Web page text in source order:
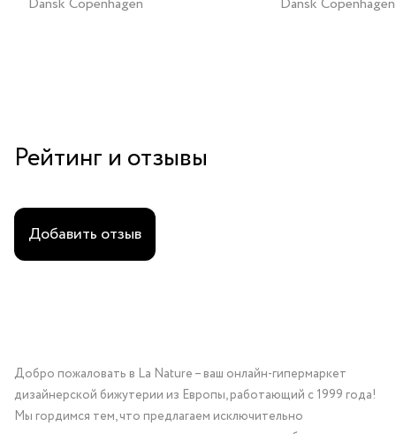
Рейтинг и отзывы
Добавить отзыв
Добро пожаловать в La Nature – ваш онлайн-гипермаркет
дизайнерской бижутерии из Европы, работающий с 1999 года!
Мы гордимся тем, что предлагаем исключительно